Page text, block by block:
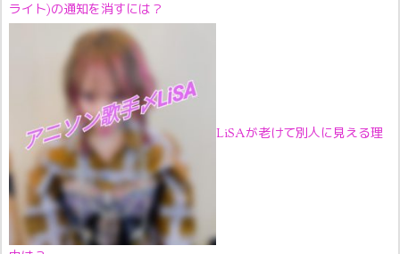
ライト)の通知を消すには？
LiSAが老けて別人に見える理